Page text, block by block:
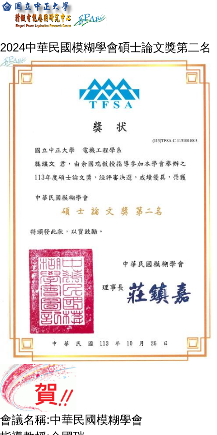
2024中華民國模糊學會碩士論文獎第二名
會議名稱:中華民國模糊學會